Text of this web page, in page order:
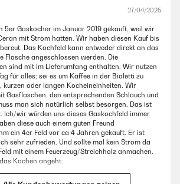
27/04/2025
5er Gaskocher im Januar 2019 gekauft, weil wir
mit Strom hatten. Wir haben diesen Kauf bis
bereut. Das Kochfeld kann entweder direkt an das
Flasche angeschlossen werden. Die
sind mit im Lieferumfang enthalten. Wir nutzen
für alles; sei es um Kaffee in der Bialetti zu
kurzen oder langen Kocheineinheiten. Wir
Gasflaschen, den entsprechenden Schlauch und
man sich natürlich selbst besorgen. Das ist
Ich/wir würden uns dieses Gaskochfeld immer
diese auch einem guten Freund
ein 4er Feld vor ca 4 Jahren gekauft. Er ist
sehr zufrieden. Und sollte mal kein Strom da
mit einem Feuerzeug/Streichholz anmachen.
Kochen angeht.